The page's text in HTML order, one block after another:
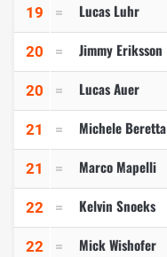
19 Lucas Luhr
20 Jimmy Eriksson
20 Lucas Auer
21 Michele Beretta
21 Marco Mapelli
22 Kelvin Snoeks
22 Mick Wishofer